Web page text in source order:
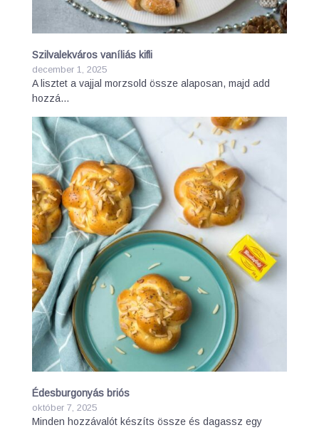
Szilvalekváros vaníliás kifli
december 1, 2025
A lisztet a vajjal morzsold össze alaposan, majd add
hozzá…
Édesburgonyás briós
október 7, 2025
Minden hozzávalót készíts össze és dagassz egy